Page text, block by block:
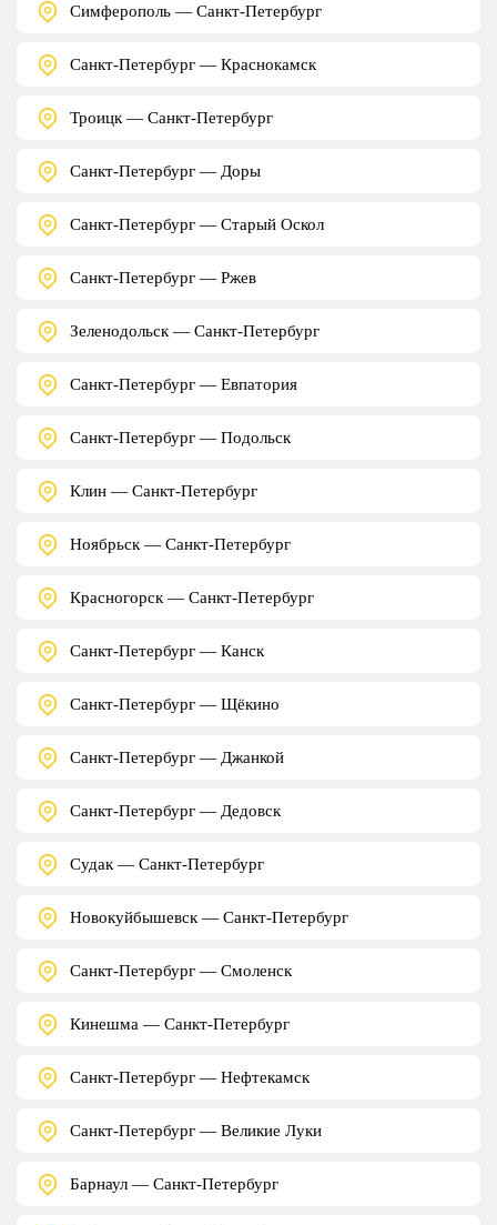
Симферополь — Санкт-Петербург
Санкт-Петербург — Краснокамск
Троицк — Санкт-Петербург
Санкт-Петербург — Доры
Санкт-Петербург — Старый Оскол
Санкт-Петербург — Ржев
Зеленодольск — Санкт-Петербург
Санкт-Петербург — Евпатория
Санкт-Петербург — Подольск
Клин — Санкт-Петербург
Ноябрьск — Санкт-Петербург
Красногорск — Санкт-Петербург
Санкт-Петербург — Канск
Санкт-Петербург — Щёкино
Санкт-Петербург — Джанкой
Санкт-Петербург — Дедовск
Судак — Санкт-Петербург
Новокуйбышевск — Санкт-Петербург
Санкт-Петербург — Смоленск
Кинешма — Санкт-Петербург
Санкт-Петербург — Нефтекамск
Санкт-Петербург — Великие Луки
Барнаул — Санкт-Петербург